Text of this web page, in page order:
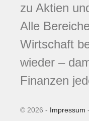
zu Aktien
Alle
Wirtschaft
wieder –
Finanzen
© 2026 - Impressum -